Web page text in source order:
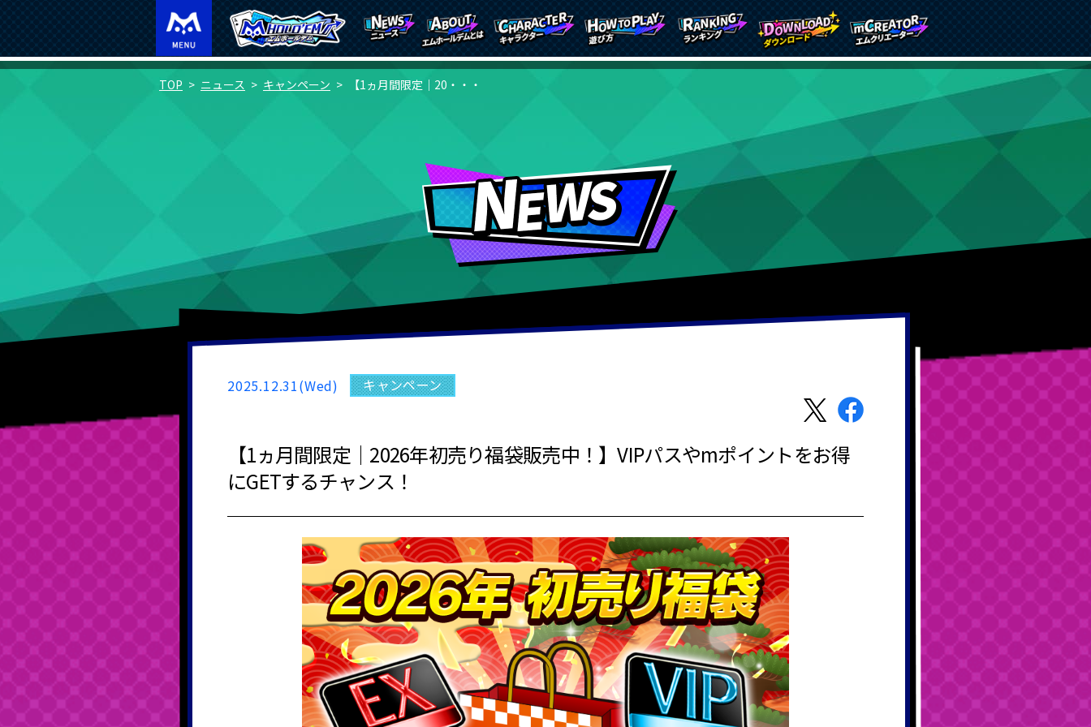
TOP ニュース キャンペーン 【1ヵ月間限定｜20・・・
2025.12.31(Wed) キャンペーン
【1ヵ月間限定｜2026年初売り福袋販売中！】VIPパスやmポイントをお得
にGETするチャンス！